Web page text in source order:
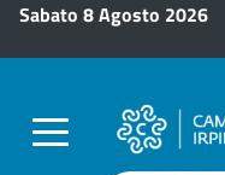
Salta al contenuto principale
Sabato 8 Agosto 2026